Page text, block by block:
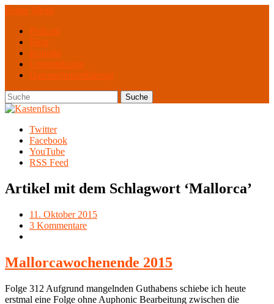
Home Menü
Podcast
Blog
Kontakt
Unterstützung
Datenschutzerklärung
Twitter
Facebook
YouTube
RSS Feed
Artikel mit dem Schlagwort ‘Mallorca’
11. Oktober 2015
3 Kommentare
Mallorcawochenende 2015
Folge 312 Aufgrund mangelnden Guthabens schiebe ich heute
erstmal eine Folge ohne Auphonic Bearbeitung zwischen die